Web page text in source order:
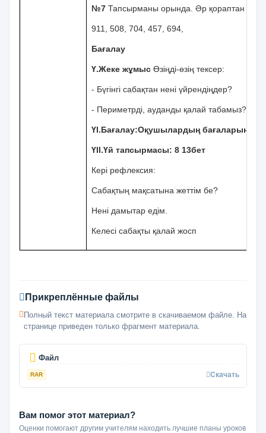
№7 Тапсырманы орында. Әр қораптан кез
911, 508, 704, 457, 694,
Бағалау
Ү.Жеке жұмыс Өзіңді-өзің тексер:
- Бүгінгі сабақтан нені үйрендіңдер? -
- Периметрді, ауданды қалай табамыз?
ҮІ.Бағалау:Оқушылардың бағаларынан
ҮІІ.Үй тапсырмасы: 8 13бет
Кері рефлексия:
Сабақтың мақсатына жеттім бе?
Нені дамытар едім.
Келесі сабақты қалай жосп
Прикреплённые файлы
Полный текст материала смотрите в скачиваемом файле. На
странице приведен только фрагмент материала.
Файл
RAR Скачать
Вам помог этот материал?
Оценки помогают другим учителям находить лучшие планы уроков